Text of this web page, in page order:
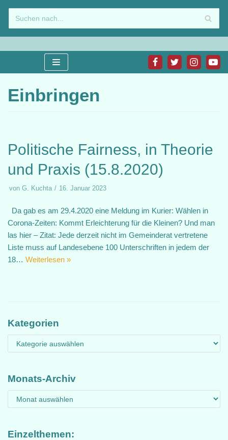
Zum
Inhalt
springen
Einbringen
Politische Fairness, in Theorie
und Praxis (15.8.2020)
von G. Kuchta 16. Januar 2023
Da gab es am 29.4.2020 eine Meldung im Kurier: Wählen in
Corona-Zeiten: Kommt Erleichterung für die Kleinen? Und man
las hier – Zitat: Jede derzeit nicht im Gemeinderat vertretene
Liste muss auf Landesebene 100 Unterschriften in jedem der
18… Weiterlesen »
Kategorien
Monats-Archiv
Einzelthemen: